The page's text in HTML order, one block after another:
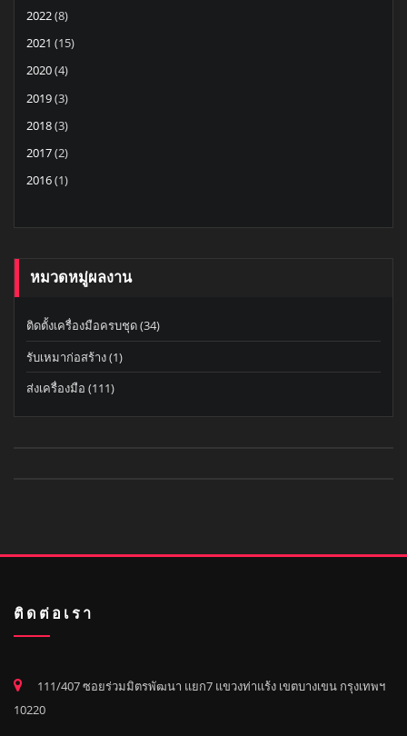
2022(8)
2021 (15)
2020(4)
2019(3)
2018(3)
2017(2)
2016(1)
หมวดหมู่ผลงาน
ติดตั้งเครื่องมือครบชุด(34)
รับเหมาก่อสร้าง(1)
ส่งเครื่องมือ (111)
ติดต่อเรา
111/407 ซอยร่วมมิตรพัฒนา แยก7 แขวงท่าแร้ง เขตบางเขน กรุงเทพฯ
10220